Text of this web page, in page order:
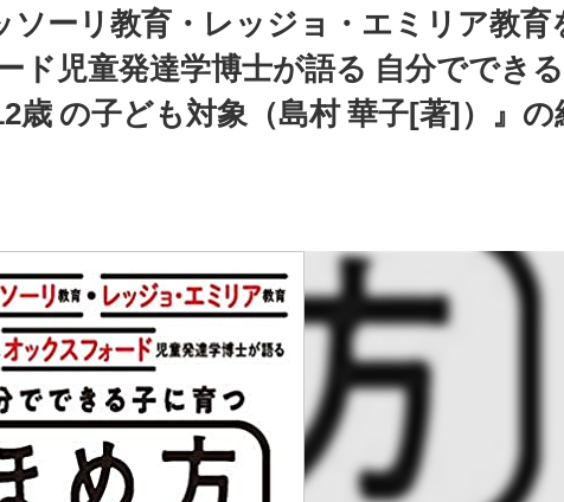
ソーリ教育・レッジョ・エミリア教育
ド児童発達学博士が語る 自分ででき
歳 の子ども対象（島村 華子[著]）』の